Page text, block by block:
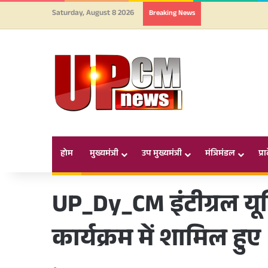
Saturday, August 8 2026 Breaking News
होम मुख्यमंत्री उप मुख्यमंत्री मंत्रिमंडल
UP_Dy_CM इंटीग्रल
कार्यक्रम में शामिल हुए